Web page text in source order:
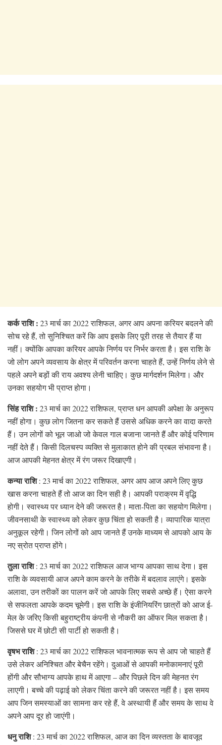
कर्क राशि : 23 मार्च का 2022 राशिफल, अगर आप अपना करियर बदलने की
सोच रहे हैं, तो सुनिश्चित करें कि आप इसके लिए पूरी तरह से तैयार हैं या
नहीं। क्योंकि आपका करियर आपके निर्णय पर निर्भर करता है। इस राशि के
जो लोग अपने व्यवसाय के क्षेत्र में परिवर्तन करना चाहते हैं, उन्हें निर्णय लेने से
पहले अपने बड़ों की राय अवश्य लेनी चाहिए। कुछ मार्गदर्शन मिलेगा। और
उनका सहयोग भी प्राप्त होगा।
सिंह राशि : 23 मार्च का 2022 राशिफल, प्राप्त धन आपकी अपेक्षा के अनुरूप
नहीं होगा। कुछ लोग जितना कर सकते हैं उससे अधिक करने का वादा करते
हैं। उन लोगों को भूल जाओ जो केवल गाल बजाना जानते हैं और कोई परिणाम
नहीं देते हैं। किसी दिलचस्प व्यक्ति से मुलाकात होने की प्रबल संभावना है।
आज आपकी मेहनत क्षेत्र में रंग जरूर दिखाएगी।
कन्या राशि: 23 मार्च का 2022 राशिफल, अगर आप आज अपने लिए कुछ
खास करना चाहते हैं तो आज का दिन सही है। आपकी पराक्रम में वृद्धि
होगी। स्वास्थ्य पर ध्यान देने की जरूरत है। माता-पिता का सहयोग मिलेगा।
जीवनसाथी के स्वास्थ्य को लेकर कुछ चिंता हो सकती है। व्यापारिक यात्रा
अनुकूल रहेगी। जिन लोगों को आप जानते हैं उनके माध्यम से आपको आय के
नए स्रोत प्राप्त होंगे।
तुला राशि: 23 मार्च का 2022 राशिफल आज भाग्य आपका साथ देगा। इस
राशि के व्यवसायी आज अपने काम करने के तरीके में बदलाव लाएंगे। इसके
अलावा, उन तरीकों का पालन करें जो आपके लिए सबसे अच्छे हैं। ऐसा करने
से सफलता आपके कदम चूमेगी। इस राशि के इंजीनियरिंग छात्रों को आज ई-
मेल के जरिए किसी बहुराष्ट्रीय कंपनी से नौकरी का ऑफर मिल सकता है।
जिससे घर में छोटी सी पार्टी हो सकती है।
वृषभ राशि: 23 मार्च का 2022 राशिफल भावनात्मक रूप से आप जो चाहते हैं
उसे लेकर अनिश्चित और बेचैन रहेंगे। दुआओं से आपकी मनोकामनाएं पूरी
होंगी और सौभाग्य आपके हाथ में आएगा – और पिछले दिन की मेहनत रंग
लाएगी। बच्चे की पढ़ाई को लेकर चिंता करने की जरूरत नहीं है। इस समय
आप जिन समस्याओं का सामना कर रहे हैं, वे अस्थायी हैं और समय के साथ वे
अपने आप दूर हो जाएंगी।
धनु राशि: 23 मार्च का 2022 राशिफल, आज का दिन व्यस्तता के बावजूद